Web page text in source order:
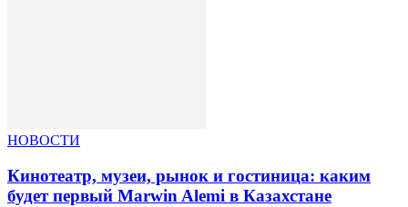
НОВОСТИ
Кинотеатр, музеи, рынок и гостиница: каким
будет первый Marwin Alemi в Казахстане